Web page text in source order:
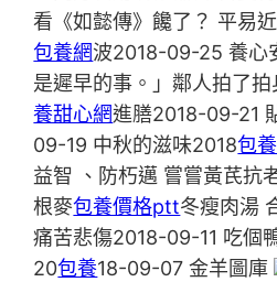
看《如懿傳》饞了？ 平易
包養網波2018-09-25 養心
是遲早的事。」鄰人拍了
養甜心網進膳2018-09-21
09-19 中秋的滋味2018包
益智 、防朽邁 嘗嘗黃芪抗
根麥包養價格ptt冬瘦肉湯
痛苦悲傷2018-09-11 吃個
20包養18-09-07 金羊圖庫